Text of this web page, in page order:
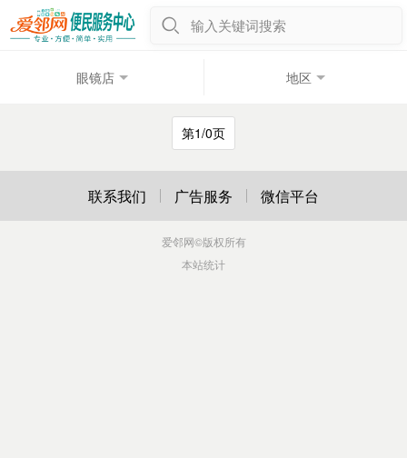
输入关键词搜索
眼镜店 地区
第1/0页
联系我们 广告服务 微信平台
爱邻网©版权所有
本站统计